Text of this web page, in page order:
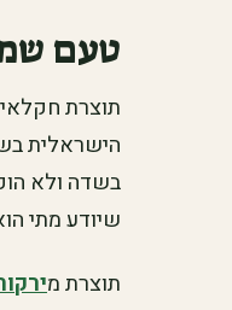
טעם
תוצרת
הישראלית
בשדה ולא
שיודע מתי
תוצרת מ